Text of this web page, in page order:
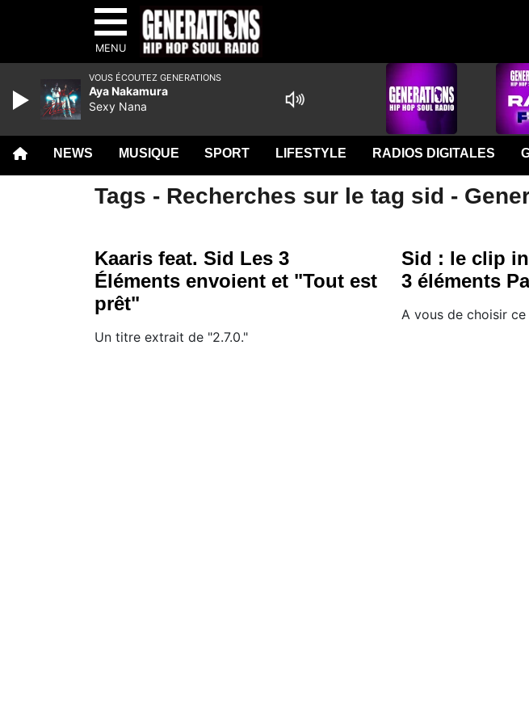
MENU
NEWS MUSIQUE SPORT LIFESTYLE RADIOS DIGITALES
Tags - Recherches sur le tag sid -
Kaaris feat. Sid Les 3
Éléments envoient et "Tout est
prêt"
Un titre extrait de "2.7.0."
Sid : le clip
3 éléments
A vous de choisir
VOUS ÉCOUTEZ GENERATIONS
Aya Nakamura
Sexy Nana